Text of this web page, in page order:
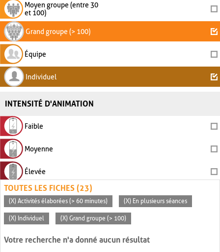
Moyen groupe (entre 30
et 100)
Grand groupe (> 100)
Équipe
Individuel
INTENSITÉ D'ANIMATION
Faible
Moyenne
Élevée
TOUTES LES FICHES (23)
(X) Activités élaborées (> 60 minutes) (X) En plusieurs séances
(X) Individuel (X) Grand groupe (> 100)
Votre recherche n'a donné aucun résultat